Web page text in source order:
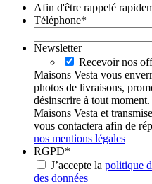
Afin d'être rappelé
Téléphone*
Newsletter
Recevoir nos
Maisons Vesta vous
photos de livraisons,
désinscrire à tout
Maisons Vesta et
vous contactera afin de
nos mentions légales
RGPD*
J’accepte la politique
des données